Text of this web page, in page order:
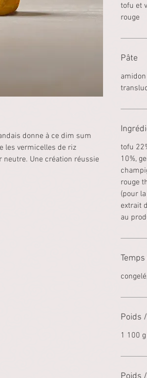
donne à ce dim sum
les vermicelles de riz
neutre. Une création réussie
tofu et
rouge
Pâte
tofu
10%,
rouge
(pour
extrait
au
Poids
1 100 g